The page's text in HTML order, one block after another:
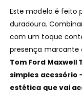
Este modelo é feito
duradoura.
com um toque
presença marcante
Tom Ford Maxwell
simples acessório
estética que vai